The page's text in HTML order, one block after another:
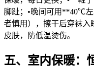
脚趾；•晚间可用**40℃
者慎用），擦干后穿袜入
皮肤，防低温烫伤。
五、室内保暖：